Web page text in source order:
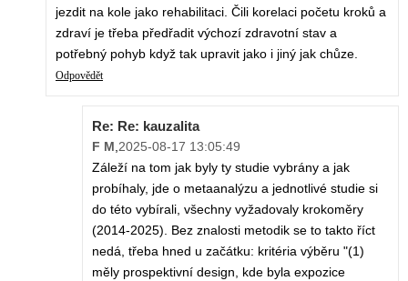
jezdit na kole jako rehabilitaci. Čili korelaci početu kroků a
zdraví je třeba předřadit výchozí zdravotní stav a
potřebný pohyb když tak upravit jako i jiný jak chůze.
Odpovědět
Re: Re: kauzalita
F M,2025-08-17 13:05:49
Záleží na tom jak byly ty studie vybrány a jak
probíhaly, jde o metaanalýzu a jednotlivé studie si
do této vybírali, všechny vyžadovaly krokoměry
(2014-2025). Bez znalosti metodik se to takto říct
nedá, třeba hned u začátku: kritéria výběru "(1)
měly prospektivní design, kde byla expozice